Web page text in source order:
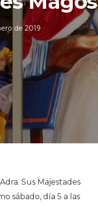
de 2019
Sus Majestades
sábado, día 5 a las